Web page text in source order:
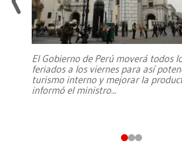
El Gobierno de Perú moverá todos
feriados a los viernes para así
turismo interno y mejorar la
informó el ministro...